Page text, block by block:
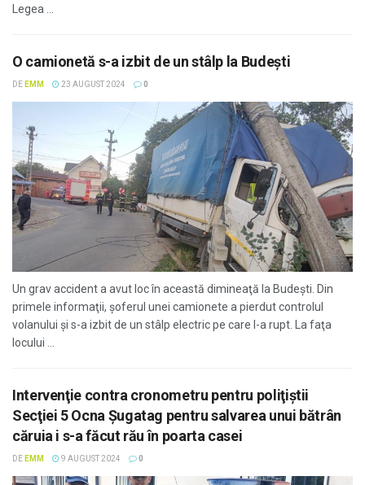
Legea ...
O camionetă s-a izbit de un stâlp la Budeşti
DE EMM 23 AUGUST 2024 0
Un grav accident a avut loc în această dimineaţă la Budeşti. Din
primele informaţii, şoferul unei camionete a pierdut controlul
volanului şi s-a izbit de un stâlp electric pe care l-a rupt. La faţa
locului ...
Intervenţie contra cronometru pentru poliţiştii
Secţiei 5 Ocna Şugatag pentru salvarea unui bătrân
căruia i s-a făcut rău în poarta casei
DE EMM 9 AUGUST 2024 0